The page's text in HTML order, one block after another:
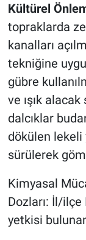
Kültürel
topraklarda
kanalları
tekniğine
gübre
ve ışık
dalcıklar
dökülen lekeli
sürülerek
Kimyasal
Dozları: İl/
yetkisi